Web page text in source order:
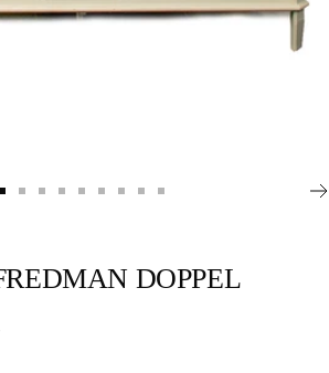
2
3
4
5
6 7
8 9
DOPPEL